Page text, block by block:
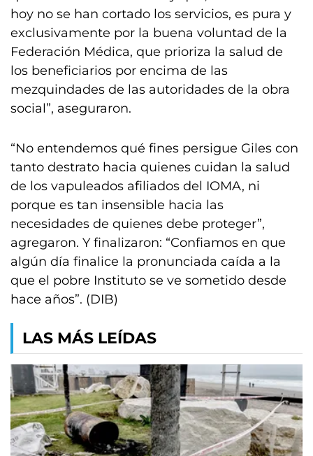
hoy no se han cortado los servicios, es pura y
exclusivamente por la buena voluntad de la
Federación Médica, que prioriza la salud de
los beneficiarios por encima de las
mezquindades de las autoridades de la obra
social”, aseguraron.
“No entendemos qué fines persigue Giles con
tanto destrato hacia quienes cuidan la salud
de los vapuleados afiliados del IOMA, ni
porque es tan insensible hacia las
necesidades de quienes debe proteger”,
agregaron. Y finalizaron: “Confiamos en que
algún día finalice la pronunciada caída a la
que el pobre Instituto se ve sometido desde
hace años”. (DIB)
LAS MÁS LEÍDAS